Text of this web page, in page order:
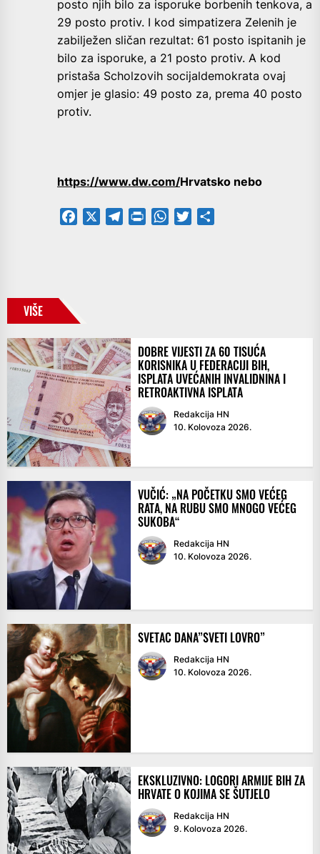
posto njih bilo za isporuke borbenih tenkova, a
29 posto protiv. I kod simpatizera Zelenih je
zabilježen sličan rezultat: 61 posto ispitanih je
bilo za isporuke, a 21 posto protiv. A kod
pristaša Scholzovih socijaldemokrata ovaj
omjer je glasio: 49 posto za, prema 40 posto
protiv.
https://www.dw.com/Hrvatsko nebo
Facebook TelegramPrintFriendly
WhatsApp
Twitter
VIŠE
DOBRE VIJESTI ZA 60 TISUĆA
KORISNIKA U FEDERACIJI BIH,
ISPLATA UVEĆANIH INVALIDNINA I
RETROAKTIVNA ISPLATA
Redakcija HN
10. Kolovoza 2026.
VUČIĆ: „NA POČETKU SMO VEĆEG
RATA, NA RUBU SMO MNOGO VEĆEG
SUKOBA“
Redakcija HN
10. Kolovoza 2026.
SVETAC DANA”SVETI LOVRO”
Redakcija HN
10. Kolovoza 2026.
EKSKLUZIVNO: LOGORI ARMIJE BIH ZA
HRVATE O KOJIMA SE ŠUTJELO
Redakcija HN
9. Kolovoza 2026.